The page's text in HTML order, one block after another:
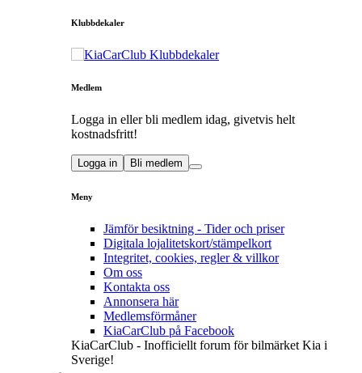
Klubbdekaler
Medlem
Logga in eller bli medlem idag, givetvis helt
kostnadsfritt!
Logga in Bli medlem
Meny
Jämför besiktning - Tider och priser
Digitala lojalitetskort/stämpelkort
Integritet, cookies, regler & villkor
Om oss
Kontakta oss
Annonsera här
Medlemsförmåner
KiaCarClub på Facebook
KiaCarClub - Inofficiellt forum för bilmärket Kia i
Sverige!